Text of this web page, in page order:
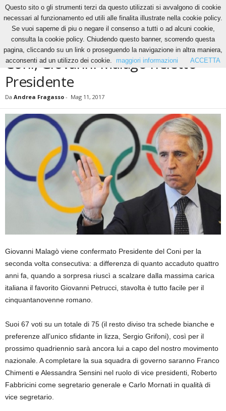
News Coni, Giovanni Malagò rieletto Presidente
NEWS
Coni, Giovanni Malagò rieletto
Presidente
Da Andrea Fragasso - Mag 11, 2017
Giovanni Malagò viene confermato Presidente del Coni per la
seconda volta consecutiva: a differenza di quanto accaduto quattro
anni fa, quando a sorpresa riuscì a scalzare dalla massima carica
italiana il favorito Giovanni Petrucci, stavolta è tutto facile per il
cinquantanovenne romano.
Suoi 67 voti su un totale di 75 (il resto diviso tra schede bianche e
preferenze all’unico sfidante in lizza, Sergio Grifoni), così per il
prossimo quadriennio sarà ancora lui a capo del nostro movimento
nazionale. A completare la sua squadra di governo saranno Franco
Chimenti e Alessandra Sensini nel ruolo di vice presidenti, Roberto
Fabbricini come segretario generale e Carlo Mornati in qualità di
vice segretario.
Questo sito o gli strumenti terzi da questo utilizzati si avvalgono di cookie
necessari al funzionamento ed utili alle finalita illustrate nella cookie policy.
Se vuoi saperne di piu o negare il consenso a tutti o ad alcuni cookie,
consulta la cookie policy. Chiudendo questo banner, scorrendo questa
pagina, cliccando su un link o proseguendo la navigazione in altra maniera,
acconsenti ad un utilizzo dei cookie.
maggiori informazioni ACCETTA